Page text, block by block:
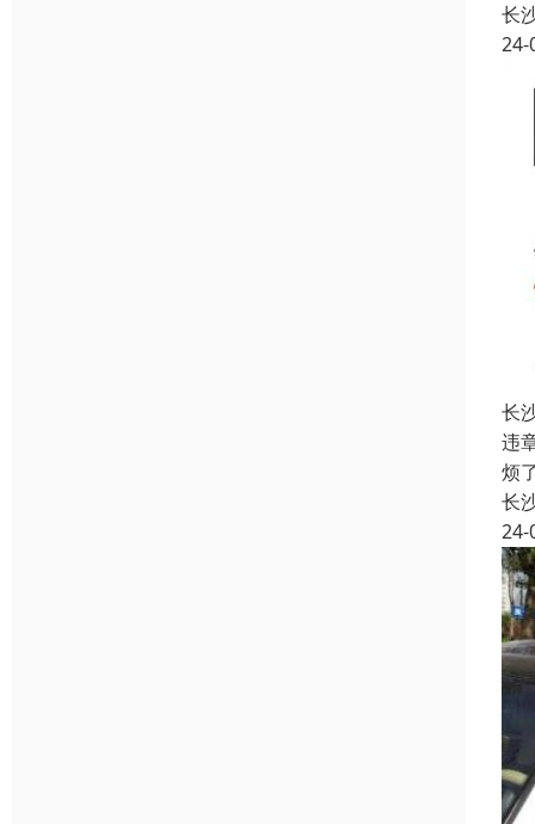
长
24-
长
违
烦
长
24-